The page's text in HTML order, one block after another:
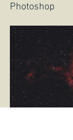
Photoshop